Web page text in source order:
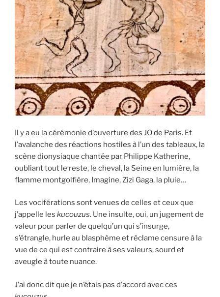
Il y a eu la cérémonie d’ouverture des JO de Paris. Et
l’avalanche des réactions hostiles à l’un des tableaux, la
scène dionysiaque chantée par Philippe Katherine,
oubliant tout le reste, le cheval, la Seine en lumière, la
flamme montgolfière, Imagine, Zizi Gaga, la pluie…
Les vociférations sont venues de celles et ceux que
j’appelle les kucouzus. Une insulte, oui, un jugement de
valeur pour parler de quelqu’un qui s’insurge,
s’étrangle, hurle au blasphème et réclame censure à la
vue de ce qui est contraire à ses valeurs, sourd et
aveugle à toute nuance.
J’ai donc dit que je n’étais pas d’accord avec ces